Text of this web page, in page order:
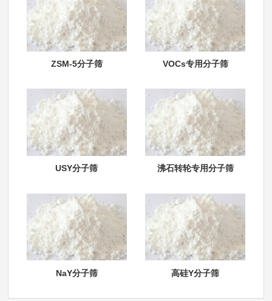
ZSM-5分子筛 VOCs专用分子筛
USY分子筛 沸石转轮专用分子筛
NaY分子筛 高硅Y分子筛